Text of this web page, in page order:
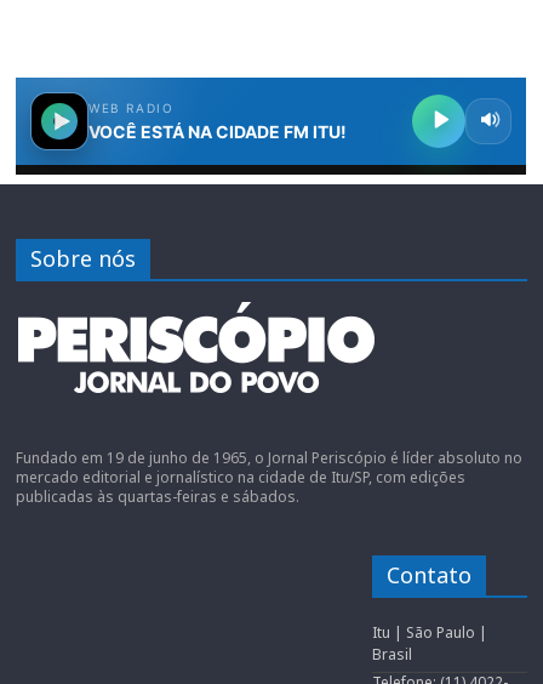
Sobre nós
Fundado em 19 de junho de 1965, o Jornal Periscópio é líder absoluto no
mercado editorial e jornalístico na cidade de Itu/SP, com edições
publicadas às quartas-feiras e sábados.
Contato
Itu | São Paulo |
Brasil